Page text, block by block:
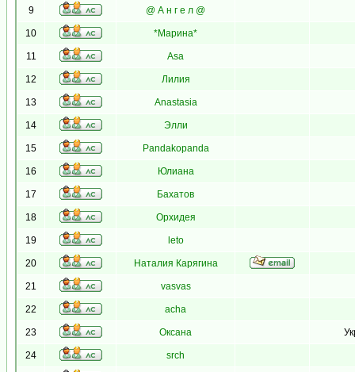
9 @ А н г е л @
10 *Марина*
11 Asa
12 Лилия
13 Anastasia
14 Элли
15 Pandakopanda
16 Юлиана
17 Бахатов
18 Орхидея
19 leto
20 Наталия Карягина
21 vasvas
22 acha
23 Оксана
24 srch